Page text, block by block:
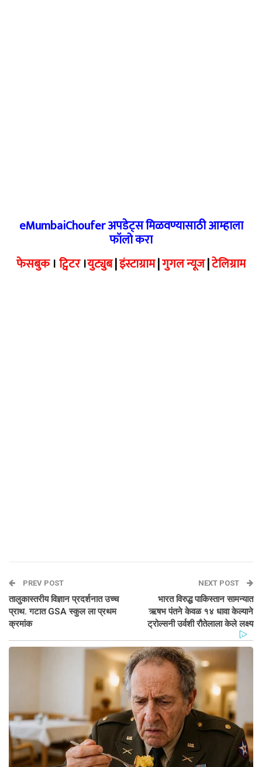
eMumbaiChoufer अपडेट्स मिळवण्यासाठी आम्हाला
फॉलो करा
फेसबुक।ट्विटर।युट्युब|इंस्टाग्राम|गुगल न्यूज|टेलिग्राम
PREV POST
तालुकास्तरीय विज्ञान प्रदर्शनात उच्च
प्राथ. गटात GSA स्कुल ला प्रथम
क्रमांक
NEXT POST
भारत विरुद्ध पाकिस्तान सामन्यात
ऋषभ पंतने केवळ १४ धावा केल्याने
ट्रोल्सनी उर्वशी रौतेलाला केले लक्ष्य